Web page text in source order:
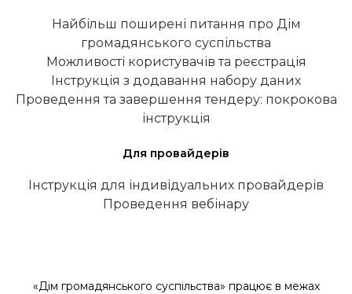
Найбільш поширені питання про Дім
громадянського суспільства
Можливості користувачів та реєстрація
Інструкція з додавання набору даних
Проведення та завершення тендеру: покрокова
інструкція
Для провайдерів
Інструкція для індивідуальних провайдерів
Проведення вебінару
«Дім громадянського суспільства» працює в межах